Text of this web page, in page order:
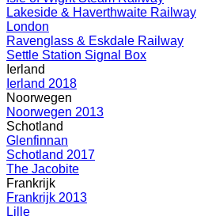
Lakeside & Haverthwaite Railway
London
Ravenglass & Eskdale Railway
Settle Station Signal Box
Ierland
Ierland 2018
Noorwegen
Noorwegen 2013
Schotland
Glenfinnan
Schotland 2017
The Jacobite
Frankrijk
Frankrijk 2013
Lille